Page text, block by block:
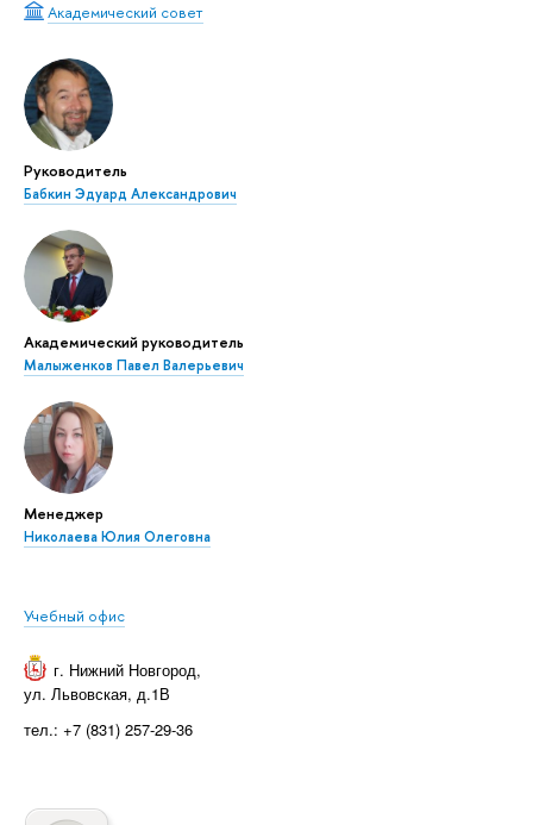
Академический совет
Руководитель
Бабкин Эдуард Александрович
Академический руководитель
Малыженков Павел Валерьевич
Менеджер
Николаева Юлия Олеговна
Учебный офис
г. Нижний Новгород,
ул. Львовская, д.1В
тел.: +7 (831) 257-29-36